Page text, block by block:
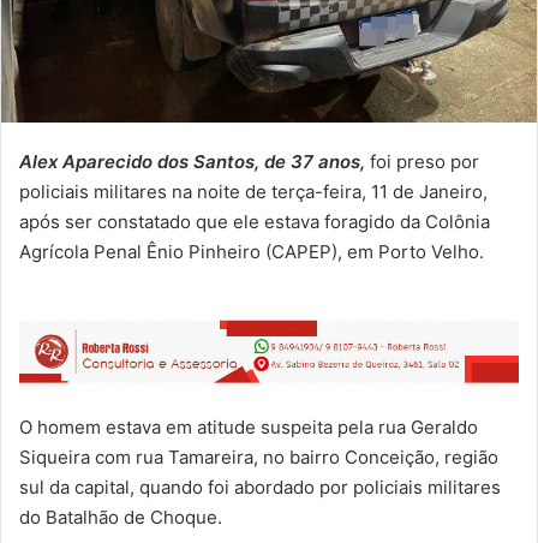
Alex Aparecido dos Santos, de 37 anos, foi preso por
policiais militares na noite de terça-feira, 11 de Janeiro,
após ser constatado que ele estava foragido da Colônia
Agrícola Penal Ênio Pinheiro (CAPEP), em Porto Velho.
O homem estava em atitude suspeita pela rua Geraldo
Siqueira com rua Tamareira, no bairro Conceição, região
sul da capital, quando foi abordado por policiais militares
do Batalhão de Choque.